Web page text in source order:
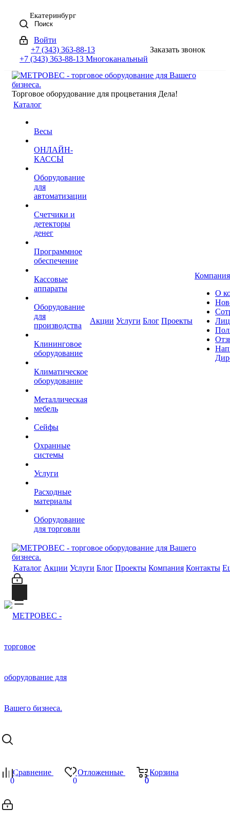
Екатеринбург
Поиск
Войти
+7 (343) 363-88-13
+7 (343) 363-88-13 Многоканальный
Заказать звонок
Торговое оборудование для процветания Дела!
Каталог
Весы
ОНЛАЙН-
КАССЫ
Оборудование
для
автоматизации
Счетчики и
детекторы
денег
Программное
обеспечение
Кассовые
аппараты
Оборудование
для
производства
Клининговое
оборудование
Климатическое
оборудование
Металлическая
мебель
Сейфы
Охранные
системы
Услуги
Расходные
материалы
Оборудование
для торговли
Акции Услуги Блог Проекты
Компания
О
Каталог Акции Услуги Блог Проекты Компания Контакты
Сравнение
0
Отложенные
0
Корзина
0
0